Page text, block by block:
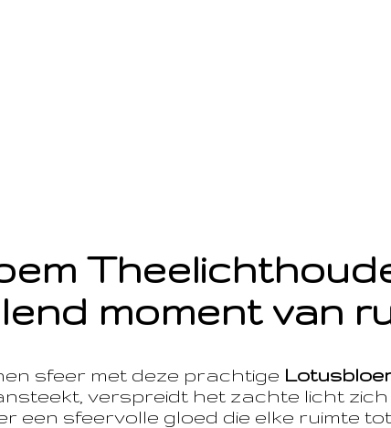
moment van
sfeer met deze prachtige
verspreidt het zachte licht zich
een sfeervolle gloed die elke ruimte